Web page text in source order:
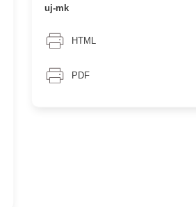
uj-mk
HTML
PDF